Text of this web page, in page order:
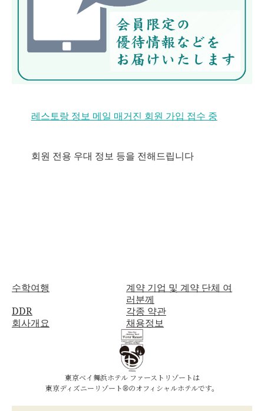
레스토랑 정보 메일 매거진 회원 가입 접수 중
회원 전용 우대 정보 등을 전해드립니다
수학여행
계약 기업 및 계약 단체 여
러분께
DDR
각종 약관
회사개요
채용정보
東京ベイ舞浜ホテル ファーストリゾートは
東京ディズニーリゾート®のオフィシャルホテルです。